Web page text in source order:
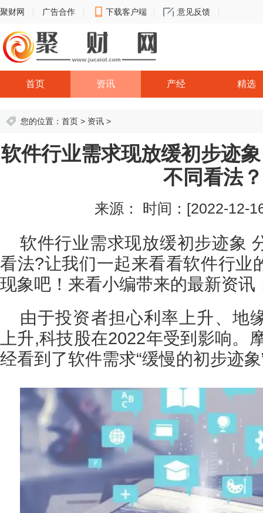
聚财网 广告合作 下载客户端 意见反馈
首页 资讯 产经 精选
您的位置： 首页 > 资讯 >
软件行业需求现放缓初步迹
不同看法？
来源： 时间：[2022-12-
软件行业需求现放缓初步迹象
看法?让我们一起来看看软件行业
现象吧！来看小编带来的最新资讯
由于投资者担心利率上升、地
上升,科技股在2022年受到影响。
经看到了软件需求“缓慢的初步迹象